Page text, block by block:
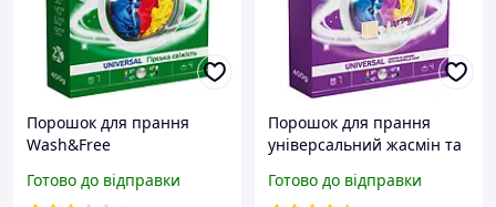
Порошок для прання
Wash&Free
свіжість 400 г
Готово до відправки
Порошок для прання
універсальний жасмін та
милом Wash&Free 400 г
Готово до відправки